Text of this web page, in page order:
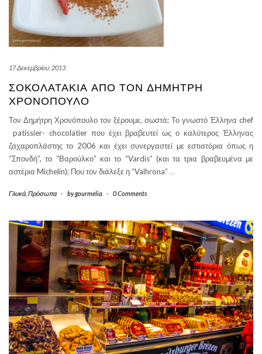
17 Δεκεμβρίου, 2013
ΣΟΚΟΛΑΤΆΚΙΑ ΑΠΌ ΤΟΝ ΔΗΜΉΤΡΗ
ΧΡΟΝΌΠΟΥΛΟ
Τον Δημήτρη Χρονόπουλο τον ξέρουμε, σωστά; Το γνωστό Έλληνα chef
patissier- chocolatier που έχει βραβευτεί ως ο καλύτερος Έλληνας
ζαχαροπλάστης το 2006 και έχει συνεργαστεί με εστιατόρια όπως η
“Σπονδή”, το “Βαρούλκο” και το “Vardis” (και τα τρια βραβευμένα με
αστέρια Michelin); Που τον διάλεξε η “Valhrona” …
Γλυκά, Πρόσωπα - bygourmelia - 0 Comments